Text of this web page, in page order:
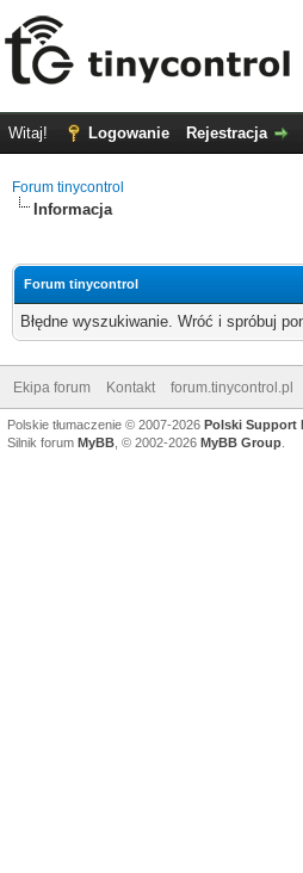
Witaj! Logowanie Rejestracja
Forum tinycontrol
Informacja
Forum tinycontrol
Błędne wyszukiwanie. Wróć i spróbuj
Ekipa forum Kontakt forum.tinycontrol.pl
Polskie tłumaczenie © 2007-2026 Polski Support
Silnik forum MyBB , © 2002-2026 MyBB Group